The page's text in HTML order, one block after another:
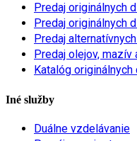
Predaj originálnych
Predaj originálnych
Predaj
Predaj olejov, mazív
Katalóg originálnych
Iné služby
Duálne vzdelávanie